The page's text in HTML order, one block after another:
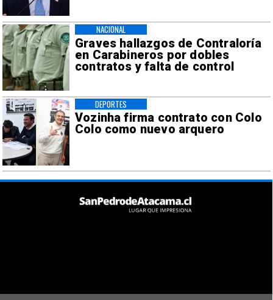
Graves hallazgos de Contraloría
en Carabineros por dobles
contratos y falta de control
NACIONAL
Vozinha firma contrato con Colo
Colo como nuevo arquero
DEPORTES